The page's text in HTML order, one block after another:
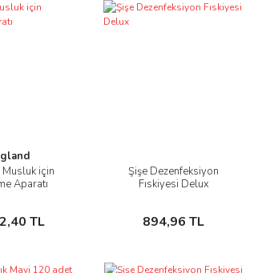
Musluk için
Aparatı
TL
İncele
Ekle
Şişe Dezenfeksiyon
Fıskiyesi Delux
894,96 TL
İncele
Sepete Ekle